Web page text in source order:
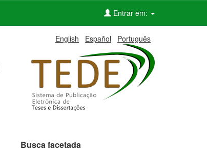
Entrar em:
English Español Português
Busca facetada